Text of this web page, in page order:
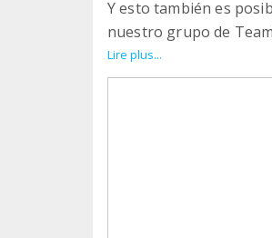
Y esto también es
nuestro grupo de
niñas puedan
valor educativo y
Gracias, de corazón,
Lire plus...